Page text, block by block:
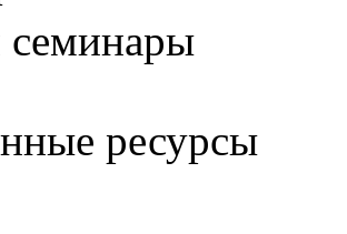
ресурсы